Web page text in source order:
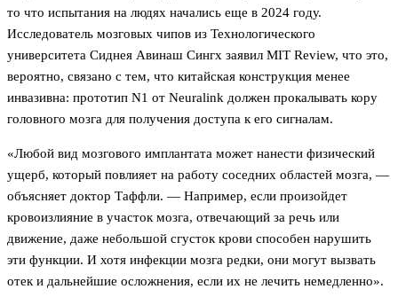
то что испытания на людях начались еще в 2024 году.
Исследователь мозговых чипов из Технологического
университета Сиднея Авинаш Сингх заявил MIT Review, что это,
вероятно, связано с тем, что китайская конструкция менее
инвазивна: прототип N1 от Neuralink должен прокалывать кору
головного мозга для получения доступа к его сигналам.
«Любой вид мозгового имплантата может нанести физический
ущерб, который повлияет на работу соседних областей мозга, —
объясняет доктор Таффли. — Например, если произойдет
кровоизлияние в участок мозга, отвечающий за речь или
движение, даже небольшой сгусток крови способен нарушить
эти функции. И хотя инфекции мозга редки, они могут вызвать
отек и дальнейшие осложнения, если их не лечить немедленно».